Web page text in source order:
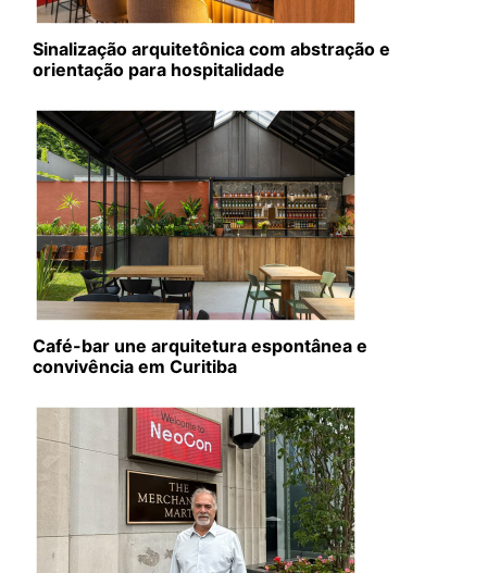
Sinalização arquitetônica com abstração e
orientação para hospitalidade
Café-bar une arquitetura espontânea e
convivência em Curitiba